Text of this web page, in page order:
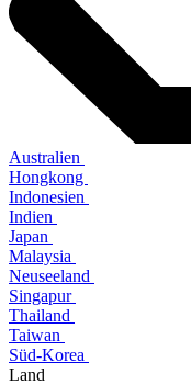
Australien
Hongkong
Indonesien
Indien
Japan
Malaysia
Neuseeland
Singapur
Thailand
Taiwan
Süd-Korea
Land